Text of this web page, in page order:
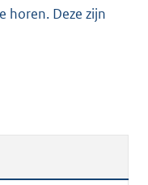
horen. Deze zijn